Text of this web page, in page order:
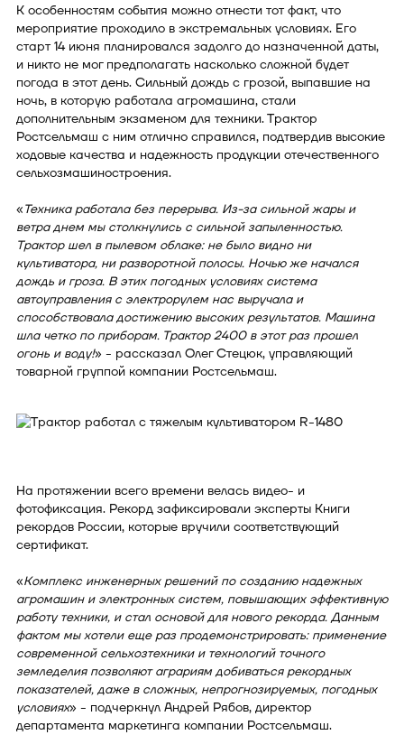
К особенностям события можно отнести тот факт, что
мероприятие проходило в экстремальных условиях. Его
старт 14 июня планировался задолго до назначенной даты,
и никто не мог предполагать насколько сложной будет
погода в этот день. Сильный дождь с грозой, выпавшие на
ночь, в которую работала агромашина, стали
дополнительным экзаменом для техники. Трактор
Ростсельмаш с ним отлично справился, подтвердив высокие
ходовые качества и надежность продукции отечественного
сельхозмашиностроения.
«Техника работала без перерыва. Из-за сильной жары и
ветра днем мы столкнулись с сильной запыленностью.
Трактор шел в пылевом облаке: не было видно ни
культиватора, ни разворотной полосы. Ночью же начался
дождь и гроза. В этих погодных условиях система
автоуправления с электрорулем нас выручала и
способствовала достижению высоких результатов. Машина
шла четко по приборам. Трактор 2400 в этот раз прошел
огонь и воду!» - рассказал Олег Стецюк, управляющий
товарной группой компании Ростсельмаш.
На протяжении всего времени велась видео- и
фотофиксация. Рекорд зафиксировали эксперты Книги
рекордов России, которые вручили соответствующий
сертификат.
«Комплекс инженерных решений по созданию надежных
агромашин и электронных систем, повышающих эффективную
работу техники, и стал основой для нового рекорда. Данным
фактом мы хотели еще раз продемонстрировать: применение
современной сельхозтехники и технологий точного
земледелия позволяют аграриям добиваться рекордных
показателей, даже в сложных, непрогнозируемых, погодных
условиях» - подчеркнул Андрей Рябов, директор
департамента маркетинга компании Ростсельмаш.